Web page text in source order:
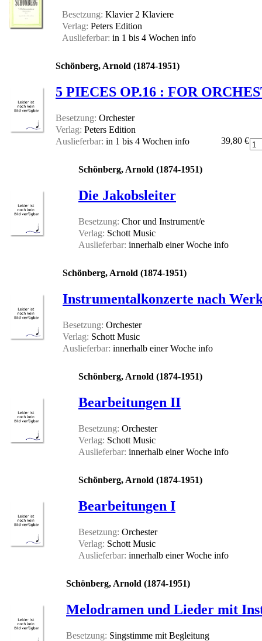
Besetzung: Klavier 2 Klaviere
Verlag: Peters Edition
Auslieferbar: in 1 bis 4 Wochen info
Schönberg, Arnold (1874-1951)
5 PIECES OP.16 : FOR
Besetzung: Orchester
Verlag: Peters Edition
Auslieferbar: in 1 bis 4 Wochen info 39,80 €
Schönberg, Arnold (1874-1951)
Die Jakobsleiter
Besetzung: Chor und Instrument/e
Verlag: Schott Music
Auslieferbar: innerhalb einer Woche info
Schönberg, Arnold (1874-1951)
Instrumentalkonzerte nach
Besetzung: Orchester
Verlag: Schott Music
Auslieferbar: innerhalb einer Woche info
Schönberg, Arnold (1874-1951)
Bearbeitungen II
Besetzung: Orchester
Verlag: Schott Music
Auslieferbar: innerhalb einer Woche info
Schönberg, Arnold (1874-1951)
Bearbeitungen I
Besetzung: Orchester
Verlag: Schott Music
Auslieferbar: innerhalb einer Woche info
Schönberg, Arnold (1874-1951)
Melodramen und Lieder mit
Besetzung: Singstimme mit Begleitung